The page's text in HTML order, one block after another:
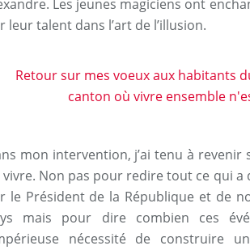
Les jeunes magiciens ont
leur talent dans l’art de l’illusion.
mon intervention, j’ai tenu à
vivre. Non pas pour redire tout ce qui a
le Président de la République et de
mais pour dire combien ces
nécessité de construire